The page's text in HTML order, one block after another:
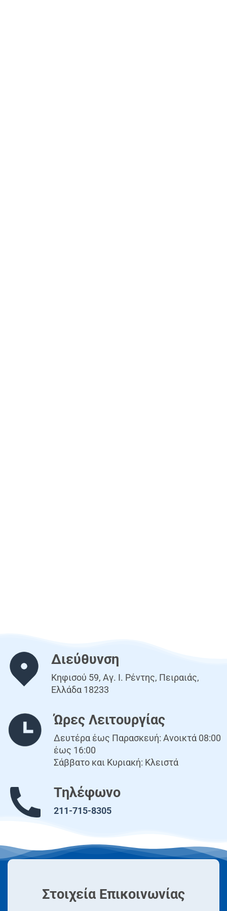
Διεύθυνση
Κηφισού 59, Αγ. Ι. Ρέντης, Πειραιάς,
Ελλάδα 18233
Ώρες Λειτουργίας
Δευτέρα έως Παρασκευή: Ανοικτά 08:00
έως 16:00
Σάββατο και Κυριακή: Κλειστά
Τηλέφωνο
211-715-8305
Στοιχεία Επικοινωνίας